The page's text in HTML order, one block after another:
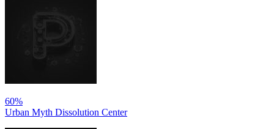
60%
Urban Myth Dissolution Center